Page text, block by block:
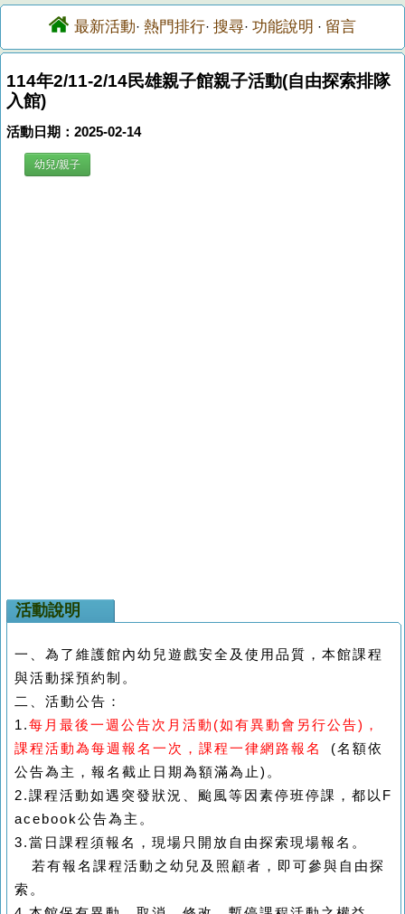
最新活動· 熱門排行· 搜尋· 功能說明 · 留言
114年2/11-2/14民雄親子館親子活動(自由探索排隊
入館)
活動日期：2025-02-14
幼兒/親子
活動說明
一、為了維護館內幼兒遊戲安全及使用品質，本館課程
與活動採預約制。
二、活動公告：
1.每月最後一週公告次月活動(如有異動會另行公告)，
課程活動為每週報名一次，課程一律網路報名
(名額依
公告為主，報名截止日期為額滿為止)。
2.課程活動如遇突發狀況、颱風等因素停班停課，都以F
acebook公告為主。
3.當日課程須報名，現場只開放自由探索現場報名。
若有報名課程活動之幼兒及照顧者，即可參與自由探
索。